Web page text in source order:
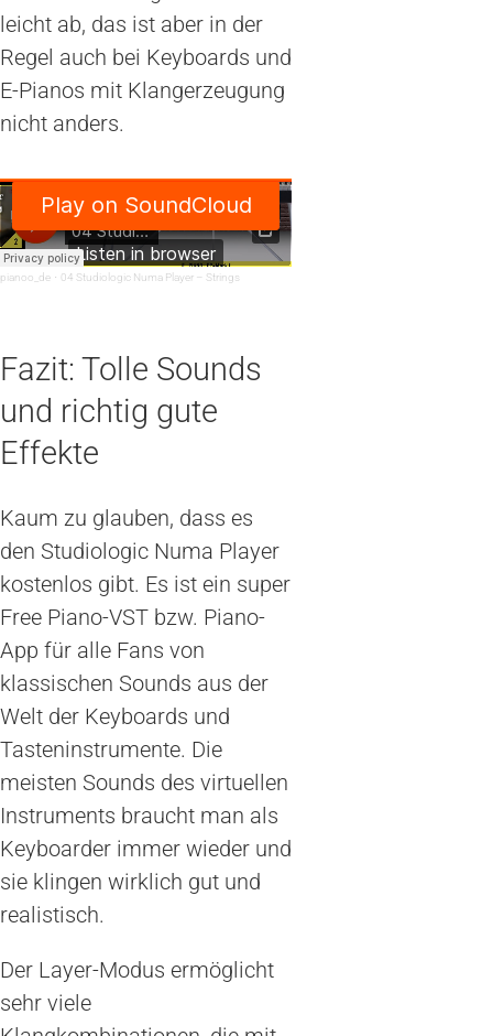
leicht ab, das ist aber in der
Regel auch bei Keyboards und
E-Pianos mit Klangerzeugung
nicht anders.
pianoo_de · 04 Studiologic Numa Player – Strings
Fazit: Tolle Sounds
und richtig gute
Effekte
Kaum zu glauben, dass es
den Studiologic Numa Player
kostenlos gibt. Es ist ein super
Free Piano-VST bzw. Piano-
App für alle Fans von
klassischen Sounds aus der
Welt der Keyboards und
Tasteninstrumente. Die
meisten Sounds des virtuellen
Instruments braucht man als
Keyboarder immer wieder und
sie klingen wirklich gut und
realistisch.
Der Layer-Modus ermöglicht
sehr viele